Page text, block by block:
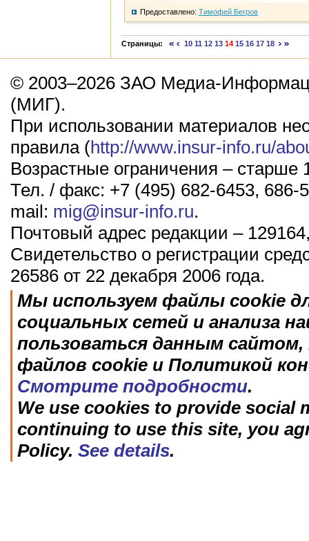
Предоставлено: Тимофей Бегров
Страницы: 10 11 12 13 14 15 16 17 18
© 2003–2026 ЗАО Медиа-
(МИГ).
При использовании материалов
правила (http://www.insur-info.ru/
Возрастные ограничения – старше
Тел. / факс: +7 (495) 682-6453, 686-
mail: mig@insur-info.ru.
Почтовый адрес редакции –
Свидетельство о регистрации
26586 от 22 декабря 2006 года.
Мы используем файлы cookie
социальных сетей и анализа
пользоваться данным
файлов cookie и Политикой
Смотрите подробности.
We use cookies to provide social
continuing to use this site, you
Policy. See details.